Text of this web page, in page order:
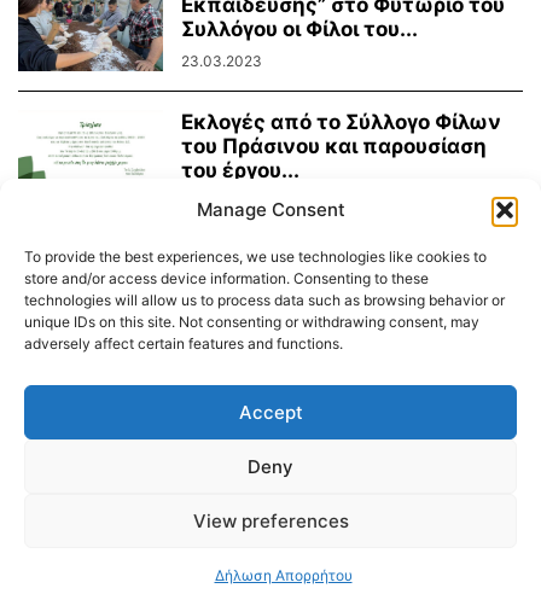
Manage Consent
To provide the best experiences, we use technologies like cookies to
store and/or access device information. Consenting to these
technologies will allow us to process data such as browsing behavior or
unique IDs on this site. Not consenting or withdrawing consent, may
adversely affect certain features and functions.
Accept
Deny
View preferences
Δήλωση Απορρήτου
Εκπαίδευσης” στο Φυτώριο του
Συλλόγου οι Φίλοι του...
23.03.2023
Εκλογές από το Σύλλογο Φίλων
του Πράσινου και παρουσίαση
του έργου...
26.02.2023
Σύλλογος «Φίλοι του Πρασίνου» :
Κυκλοφορία Βυτίου μεταφοράς
λυμάτων
13.02.2023
Διαύγεια – Δήμου Τήνου
Δημοτικό Λιμενικό Ταμείο Τήνου – Άνδρου
Tinos Island Live Webcamera Χάρτης Πλοίων
© 2026